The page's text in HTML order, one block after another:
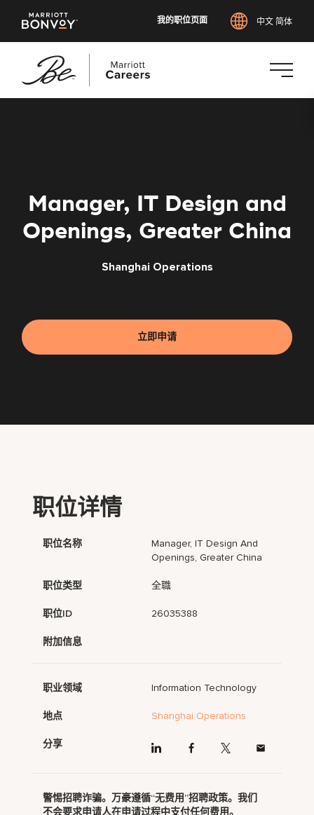
我的职位页面 中文 简体
Manager, IT Design and
Openings, Greater China
Shanghai Operations
立即申请
职位详情
职位名称
Manager, IT Design And
Openings, Greater China
职位类型 全職
职位ID 26035388
附加信息
职业领域 Information Technology
地点 Shanghai Operations
分享
警惕招聘诈骗。万豪遵循“无费用”招聘政策。我们
不会要求申请人在申请过程中支付任何费用。